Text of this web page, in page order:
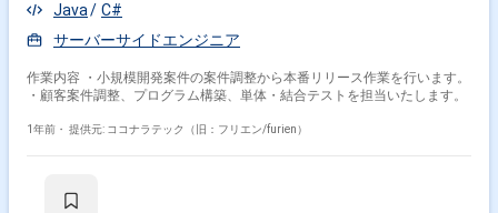
Java
C#
サーバーサイドエンジニア
作業内容 ・小規模開発案件の案件調整から本番リリース作業を行います。
・顧客案件調整、プログラム構築、単体・結合テストを担当いたします。
1年前・ 提供元: ココナラテック（旧：フリエン/furien）